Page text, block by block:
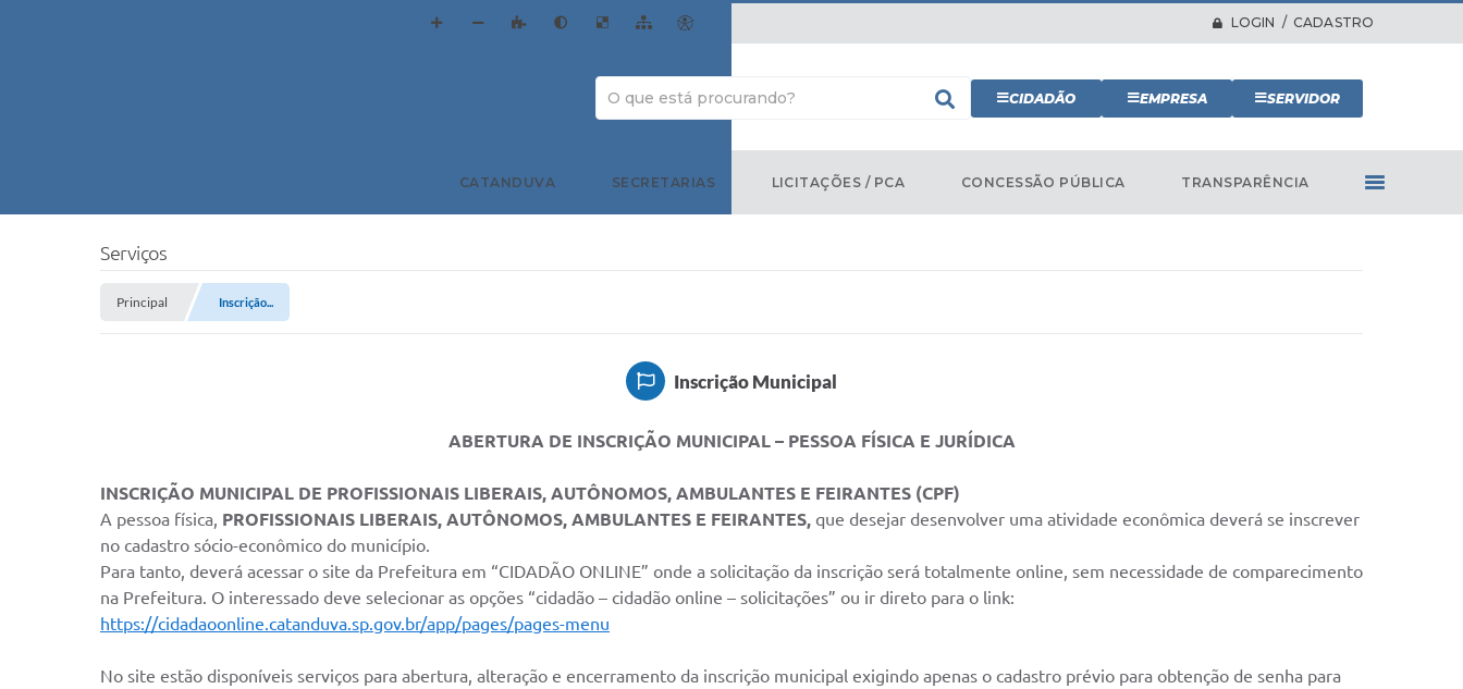
LOGIN / CADASTRO
CIDADÃO EMPRESA SERVIDOR
CATANDUVA SECRETARIAS LICITAÇÕES / PCA CONCESSÃO PÚBLICA TRANSPARÊNCIA
Serviços
Principal Inscrição...
Inscrição Municipal
ABERTURA DE INSCRIÇÃO MUNICIPAL – PESSOA FÍSICA E JURÍDICA
INSCRIÇÃO MUNICIPAL DE PROFISSIONAIS LIBERAIS, AUTÔNOMOS, AMBULANTES E FEIRANTES (CPF)
A pessoa física, PROFISSIONAIS LIBERAIS, AUTÔNOMOS, AMBULANTES E FEIRANTES, que desejar desenvolver uma atividade econômica deverá se inscrever
no cadastro sócio-econômico do município.
Para tanto, deverá acessar o site da Prefeitura em “CIDADÃO ONLINE” onde a solicitação da inscrição será totalmente online, sem necessidade de comparecimento
na Prefeitura. O interessado deve selecionar as opções “cidadão – cidadão online – solicitações” ou ir direto para o link:
https://cidadaoonline.catanduva.sp.gov.br/app/pages/pages-menu
No site estão disponíveis serviços para abertura, alteração e encerramento da inscrição municipal exigindo apenas o cadastro prévio para obtenção de senha para